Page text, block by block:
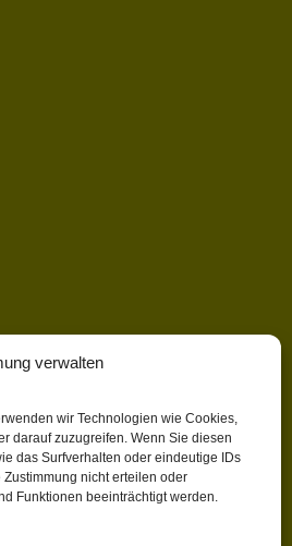
verwalten
wir Technologien wie Cookies,
darauf zuzugreifen. Wenn Sie diesen
das Surfverhalten oder eindeutige IDs
nicht erteilen oder
Funktionen beeinträchtigt werden.